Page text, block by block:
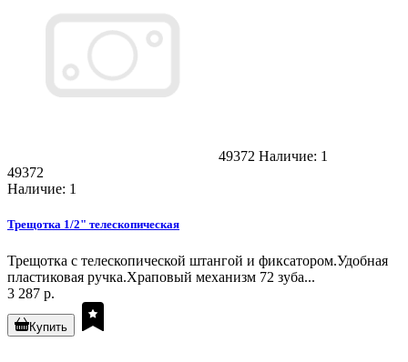
49372 Наличие: 1
49372
Наличие: 1
Трещотка 1/2" телескопическая
Трещотка с телескопической штангой и фиксатором.Удобная
пластиковая ручка.Храповый механизм 72 зуба...
3 287 р.
Купить